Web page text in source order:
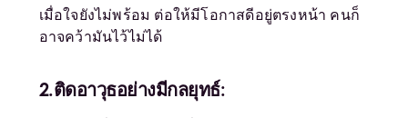
เมื่อใจยังไม่พร้อม ต่อให้มีโอกาสดีอยู่ตรงหน้า คนก็
อาจคว้ามันไว้ไม่ได้
2.ติดอาวุธอย่างมีกลยุทธ์: